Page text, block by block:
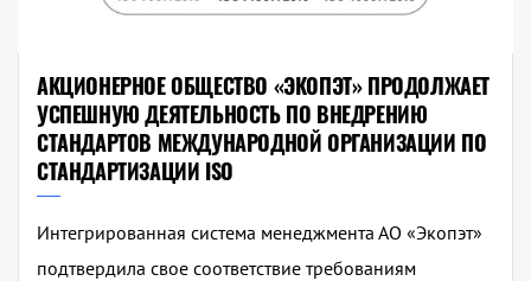
АКЦИОНЕРНОЕ ОБЩЕСТВО «ЭКОПЭТ» ПРОДОЛЖАЕТ
УСПЕШНУЮ ДЕЯТЕЛЬНОСТЬ ПО ВНЕДРЕНИЮ
СТАНДАРТОВ МЕЖДУНАРОДНОЙ ОРГАНИЗАЦИИ ПО
СТАНДАРТИЗАЦИИ ISO
Интегрированная система менеджмента АО «Экопэт»
подтвердила свое соответствие требованиям